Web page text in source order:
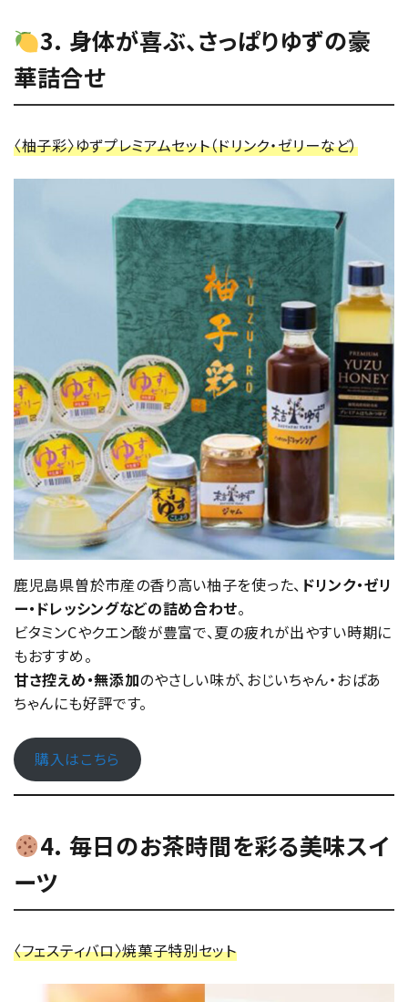
3. 身体が喜ぶ、さっぱりゆずの豪
華詰合せ
〈柚子彩〉ゆずプレミアムセット（ドリンク・ゼリーなど）
鹿児島県曽於市産の香り高い柚子を使った、 ドリンク・ゼリ
ー・ドレッシングなどの詰め合わせ。
ビタミンCやクエン酸が豊富で、夏の疲れが出やすい時期に
もおすすめ。
甘さ控えめ・無添加のやさしい味が、おじいちゃん・おばあ
ちゃんにも好評です。
購入はこちら
4. 毎日のお茶時間を彩る美味スイ
ーツ
〈フェスティバロ〉焼菓子特別セット